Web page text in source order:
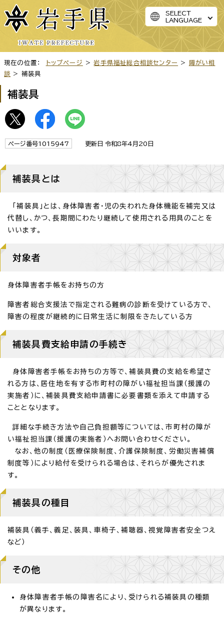
SELECT
LANGUAGE
現在の位置： トップページ >岩手県福祉総合相談センター >
障がい相
談 > 補装具
補装具
ページ番号1015947 更新日 令和8年4月20日
補装具とは
「補装具」とは、身体障害者・児の失われた身体機能を補完又は
代替し、かつ、長期間にわたり継続して使用される用具のことを
いいます。
対象者
身体障害者手帳をお持ちの方
障害者総合支援法で指定される難病の診断を受けている方で、
障害の程度が継続的に日常生活に制限をきたしている方
補装具費支給申請の手続き
身体障害者手帳をお持ちの方等で、補装具費の支給を希望さ
れる方は、居住地を有する市町村の障がい福祉担当課（援護の
実施者）に、補装具費支給申請書に必要書類を添えて申請する
こととなります。
詳細な手続き方法や自己負担額等については、市町村の障が
い福祉担当課（援護の実施者）へお問い合わせください。
なお、他の制度（医療保険制度、介護保険制度、労働災害補償
制度等）により給付を受けられる場合は、それらが優先されま
す。
補装具の種目
補装具（義手、義足、装具、車椅子、補聴器、視覚障害者安全つえ
など）
その他
身体障害者手帳の障害名により、受けられる補装具の種類
が異なります。